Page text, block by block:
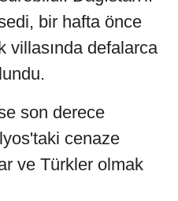
bir hafta önce
villasında defalarca
son derece
cenaze
ve Türkler olmak